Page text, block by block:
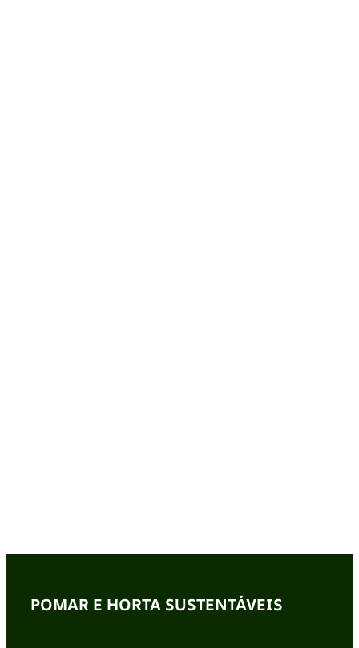
POMAR E HORTA SUSTENTÁVEIS